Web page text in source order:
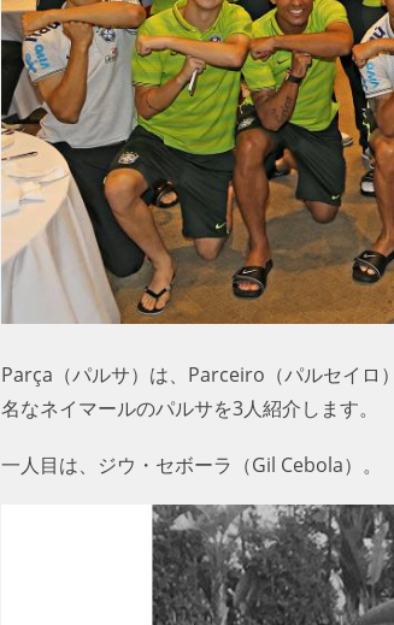
Parça（パルサ）は、Parceiro（パルセイロ
名なネイマールのパルサを3人紹介します。
一人目は、ジウ・セボーラ（Gil Cebola）。